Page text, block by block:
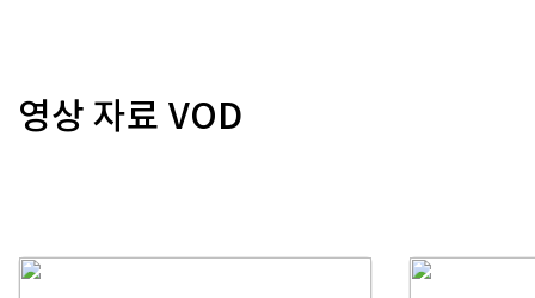
영상 자료 VOD